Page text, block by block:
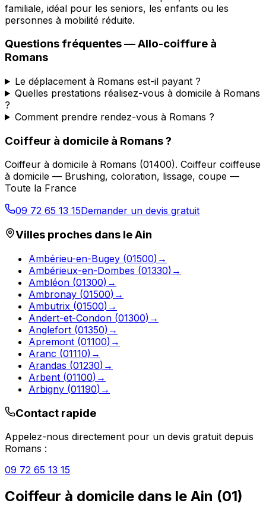
familiale, idéal pour les seniors, les enfants ou les
personnes à mobilité réduite.
Questions fréquentes —Allo-coiffure à
Romans
Le déplacement à Romans est-il payant ?
Quelles prestations réalisez-vous à domicile à Romans
?
Comment prendre rendez-vous à Romans ?
Coiffeur à domicile à Romans?
Coiffeur à domicile à Romans (01400). Coiffeur coiffeuse
à domicile — Brushing, coloration, lissage, coupe —
Toute la France
09 72 65 13 15Demander un devis gratuit
Villes proches dans leAin
Ambérieu-en-Bugey (01500) →
Ambérieux-en-Dombes (01330) →
Ambléon (01300) →
Ambronay (01500) →
Ambutrix (01500) →
Andert-et-Condon (01300) →
Anglefort (01350) →
Apremont (01100) →
Aranc (01110) →
Arandas (01230) →
Arbent (01100) →
Arbigny (01190) →
Contact rapide
Appelez-nous directement pour un devis gratuit depuis
Romans :
09 72 65 13 15
Coiffeur à domicile dans le Ain (01)